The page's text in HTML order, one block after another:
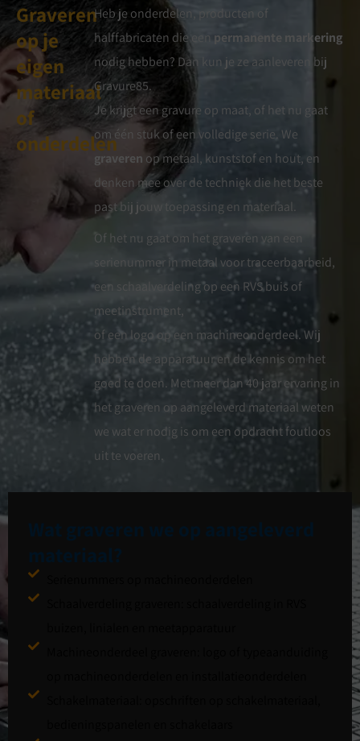
Graveren
op je
eigen
materiaal
of
onderdelen
Heb je onderdelen, producten of
halffabricaten die een permanente markering
nodig hebben? Dan kun je ze aanleveren bij
Gravure85.
Je krijgt een gravure op maat, of het nu gaat
om één stuk of een volledige serie. We
graveren op metaal, kunststof en hout, en
denken mee over de techniek die het beste
past bij jouw toepassing en materiaal.
Of het nu gaat om het graveren van een
serienummer in metaal voor traceerbaarheid,
een schaalverdeling op een RVS buis of
meetinstrument,
of een logo op een machineonderdeel. Wij
hebben de apparatuur en de kennis om het
goed te doen. Met meer dan 40 jaar ervaring in
het graveren op aangeleverd materiaal weten
we wat er nodig is om een opdracht foutloos
uit te voeren.